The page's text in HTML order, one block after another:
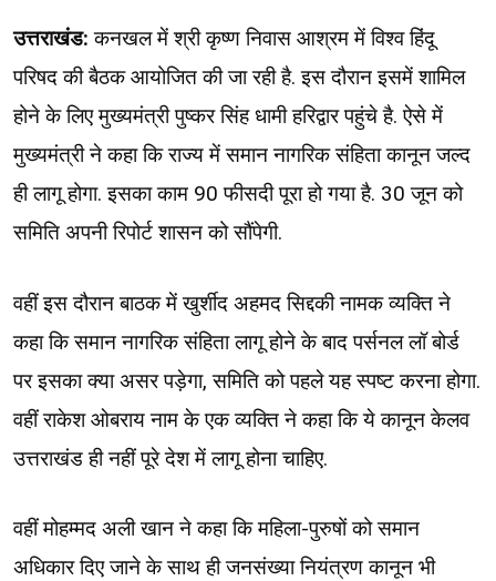
उत्तराखंड: कनखल में श्री कृष्ण निवास आश्रम में विश्व हिंदू
परिषद की बैठक आयोजित की जा रही है. इस दौरान इसमें शामिल
होने के लिए मुख्यमंत्री पुष्कर सिंह धामी हरिद्वार पहुंचे है. ऐसे में
मुख्यमंत्री ने कहा कि राज्य में समान नागरिक संहिता कानून जल्द
ही लागू होगा. इसका काम 90 फीसदी पूरा हो गया है. 30 जून को
समिति अपनी रिपोर्ट शासन को सौंपेगी.
वहीं इस दौरान बाठक में खुर्शीद अहमद सिद्दकी नामक व्यक्ति ने
कहा कि समान नागरिक संहिता लागू होने के बाद पर्सनल लॉ बोर्ड
पर इसका क्या असर पड़ेगा, समिति को पहले यह स्पष्ट करना होगा.
वहीं राकेश ओबराय नाम के एक व्यक्ति ने कहा कि ये कानून केलव
उत्तराखंड ही नहीं पूरे देश में लागू होना चाहिए.
वहीं मोहम्मद अली खान ने कहा कि महिला-पुरुषों को समान
अधिकार दिए जाने के साथ ही जनसंख्या नियंत्रण कानून भी